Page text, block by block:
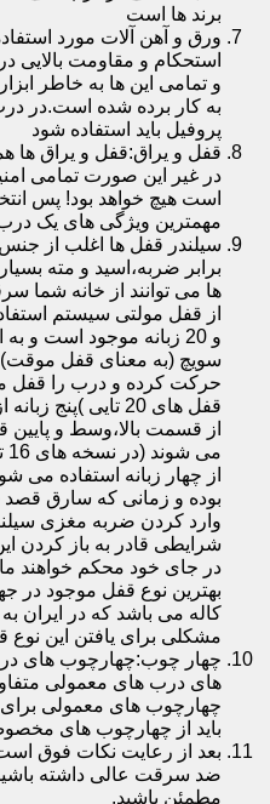
برند ها است
ورق و آهن آلات مورد
استحکام و مقاومت بالایی
و تمامی این ها به خاطر
به کار برده شده است.در
پروفیل باید استفاده شود
قفل و یراق:قفل و یراق ها
در غیر این صورت تمامی
است هیچ خواهد بود! پس
مهمترین ویژگی های یک
سیلندر قفل ها اغلب از
برابر ضربه،اسید و مته
ها می توانند از خانه شما
و 20 زبانه موجود است
سویچ (به معنای قفل
حرکت کرده و درب را قفل
قفل های 20 تایی
از قسمت بالا،وسط و
از چهار زبانه استفاده می
بوده و زمانی که سارق قصد
وارد کردن ضربه مغزی
شرایطی قادر به باز کردن
در جای خود محکم خواهند
بهترین نوع قفل موجود در
کاله می باشد که در ایران
مشکلی برای یافتن این نوع
چهار چوب:چهارچوب های
های درب های معمولی
چهارچوب های معمولی برای
باید از چهارچوب های
بعد از رعایت نکات فوق
ضد سرقت عالی داشته
مطمئن باشید.